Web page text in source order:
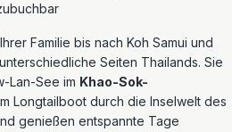
Familie bis nach Koh Samui und
Seiten Thailands. Sie
Lan-See im Khao-Sok-
Longtailboot durch die Inselwelt des
genießen entspannte Tage